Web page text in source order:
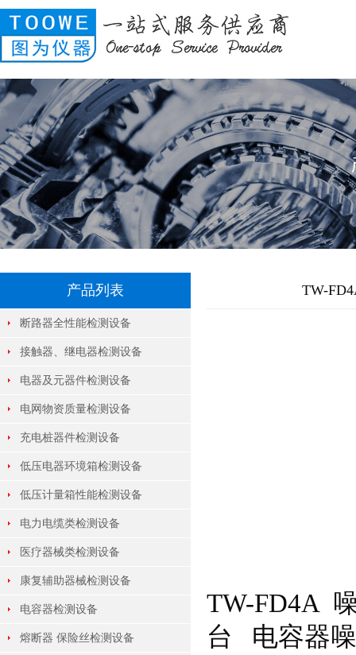
产品列表
断路器全性能检测设备
接触器、继电器检测设备
电器及元器件检测设备
电网物资质量检测设备
充电桩器件检测设备
低压电器环境箱检测设备
低压计量箱性能检测设备
电力电缆类检测设备
医疗器械类检测设备
康复辅助器械检测设备
电容器检测设备
熔断器 保险丝检测设备
TW-
TW-FD4A
台 电容器